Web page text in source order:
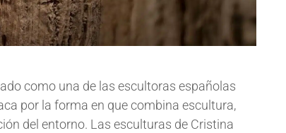
como una de las escultoras españolas
por la forma en que combina escultura,
del entorno. Las esculturas de Cristina